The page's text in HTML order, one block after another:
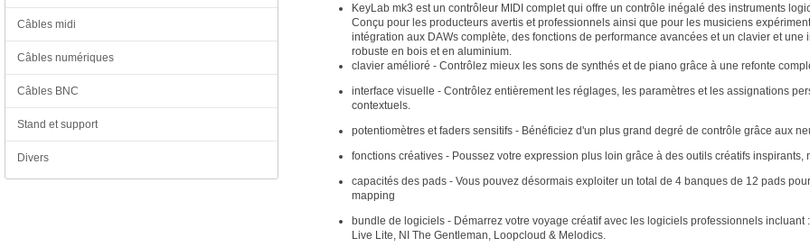
KeyLab mk3 est un contrôleur MIDI complet qui offre un contrôle inégalé des instruments
Conçu pour les producteurs avertis et professionnels ainsi que pour les musiciens
intégration aux DAWs complète, des fonctions de performance avancées et un clavier et
robuste en bois et en aluminium.
clavier amélioré - Contrôlez mieux les sons de synthés et de piano grâce à une refonte
interface visuelle - Contrôlez entièrement les réglages, les paramètres et les assignations
contextuels.
potentiomètres et faders sensitifs - Bénéficiez d'un plus grand degré de contrôle grâce aux
fonctions créatives - Poussez votre expression plus loin grâce à des outils créatifs
capacités des pads - Vous pouvez désormais exploiter un total de 4 banques de 12 pads
mapping
bundle de logiciels - Démarrez votre voyage créatif avec les logiciels professionnels incluant
Live Lite, NI The Gentleman, Loopcloud & Melodics.
Câbles midi
Câbles numériques
Câbles BNC
Stand et support
Divers